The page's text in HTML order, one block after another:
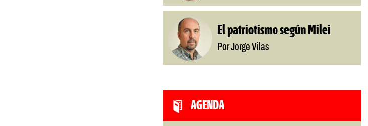
El patriotismo según Milei
Por Jorge Vilas
AGENDA